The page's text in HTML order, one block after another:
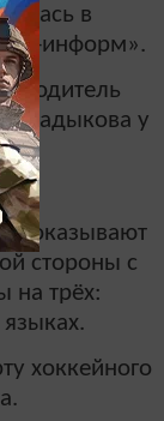
в
информ».
Садыкова у
показывают
стороны с
на трёх:
хоккейного